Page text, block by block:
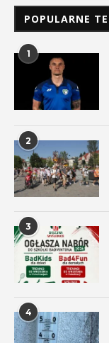
POPULARNE
1
2
3
4